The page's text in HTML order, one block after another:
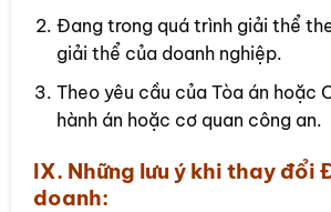
Đang trong quá trình giải thể
giải thể của doanh nghiệp.
Theo yêu cầu của Tòa án hoặc
hành án hoặc cơ quan công an.
IX. Những lưu ý khi thay đổi
doanh: